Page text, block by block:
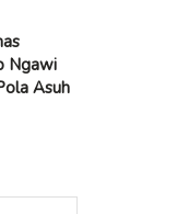
Ngawi
Asuh